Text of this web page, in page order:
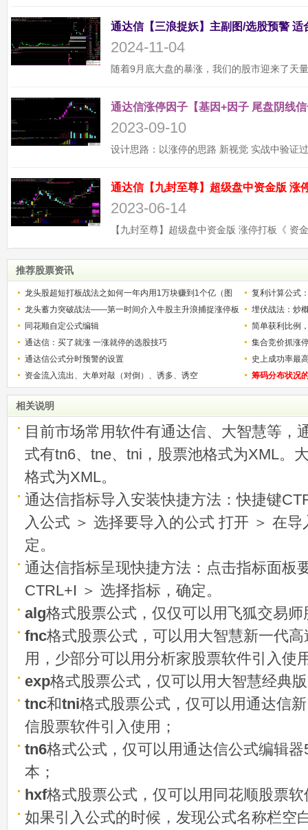
2024-11-04
通达信涨停因子【基因+因子 尾盘阴线
2023-09-10
2023-06-14
推荐股票资讯
龙头股超短打板战法之如何一年内用1万块赚到1个亿（图
解）
复利计算公式
少？
龙头蓄力突破战法——第一时间介入牛股主升浪捕捉涨停板
的技巧（图解）
埋伏战法：炒
同花顺自定公式编辑
简单获利比例
用
通达信：买了就涨 一涨就停的选股技巧
集合竞价抓涨
通达信公式分时预警的设置
史上成功率最
称选股法宝！
资金流入流出、大单对敲（对倒）、诱多、诱空 筹码分布状况
相关说明
目前市场常用软件有通达信、大智慧等，
式有tn6、tne、tni，股票池格式为XML。
格式为XML。
通达信指标导入安装快捷方法：快捷键
入公式 ＞ 选择要导入的公式 打开 ＞ 在
定。
通达信指标呈现快捷方法：点击指标面板
CTRL+I ＞ 选择指标，确定。
alg格式股票公式，仅仅可以用飞狐交易
fnc格式股票公式，可以用大智慧新一代
用，少部分可以用分析家股票软件引入使
exp格式股票公式，仅可以用大智慧经典
tnc和tni格式股票公式，仅可以用通达信
信股票软件引入使用；
tn6格式公式，仅可以用通达信公式编辑
本；
hxf格式股票公式，仅可以用同花顺股票
如果引入公式的时候，发现公式名称栏空